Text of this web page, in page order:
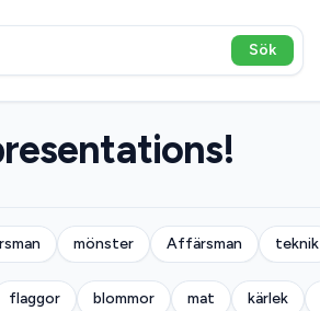
Sök
mönster Affärsman teknik
flaggor blommor mat kärlek